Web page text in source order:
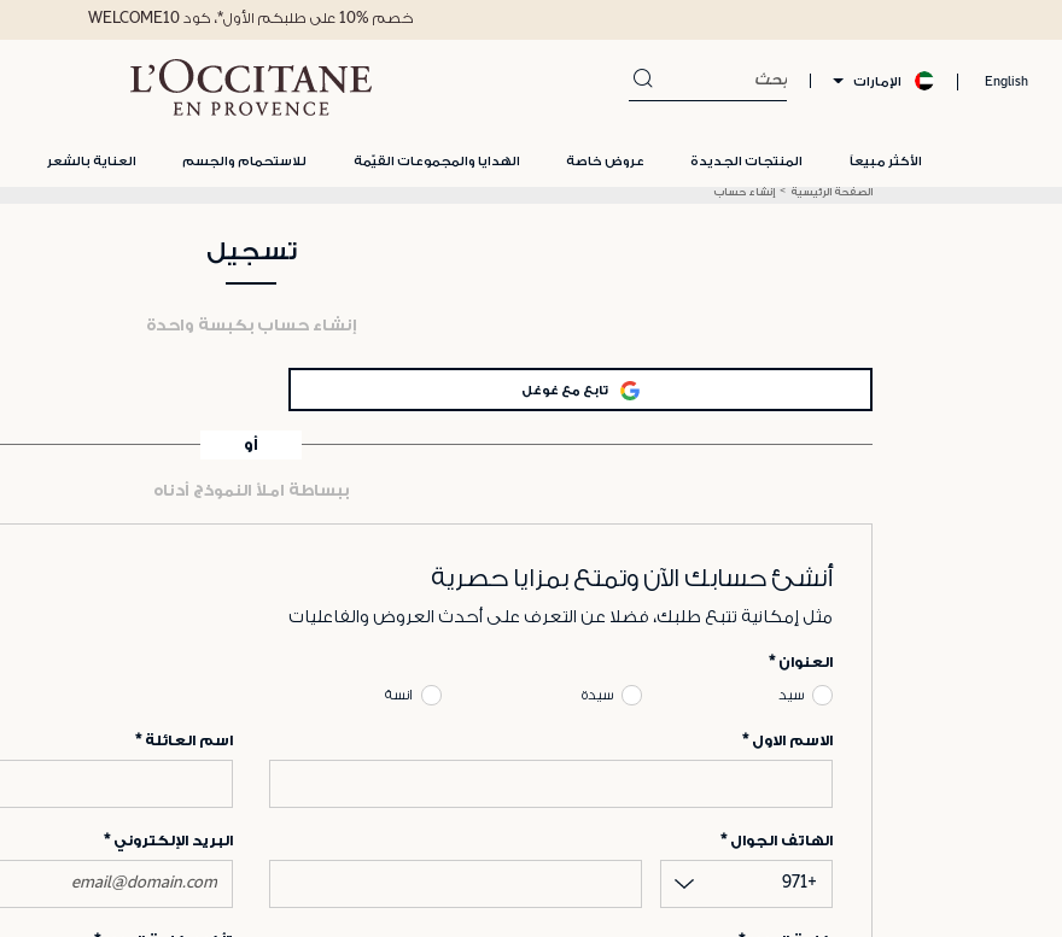
English الإمارات
الأكثر مبيعاً المنتجات الجديدة عروض خاصة الهدايا والمجموعات القيّمة للاستحمام والجسم العناية بالشعر
خصم %10 على طلبكم الأول*، كود WELCOME10
الصفحة الرئيسية إنشاء حساب
تسجيل
إنشاء حساب بكبسة واحدة
تابع مع غوغل
أو
ببساطة املأ النموذج أدناه
أنشئ حسابك الآن وتمتع بمزايا حصرية
مثل إمكانية تتبع طلبك، فضلا عن التعرف على أحدث العروض والفاعليات
العنوان
سيد سيدة انسة
الاسم الاول اسم العائلة
الهاتف الجوال
+971
البريد الإلكتروني